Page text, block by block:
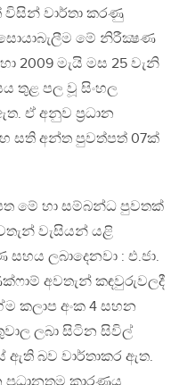
විසින් වාර්තා කරණු
මේ නිරීක්‍ෂණ
2009 මැයි මස 25 වැනි
තුළ පල වූ සිංහල
ඒ අනුව ප්‍රධාන
සති අන්ත පුවත්පත් 07ක්
මේ හා සම්බන්ධ පුවතක්
වැසියන් යළි
ලබාදෙනවා : එ.ජා.
අවතැන් කඳවුරුවලදී
කලාප අංක 4 සහන
ලබා සිටින සිවිල්
ඇති බව වාර්තාකර ඇත.